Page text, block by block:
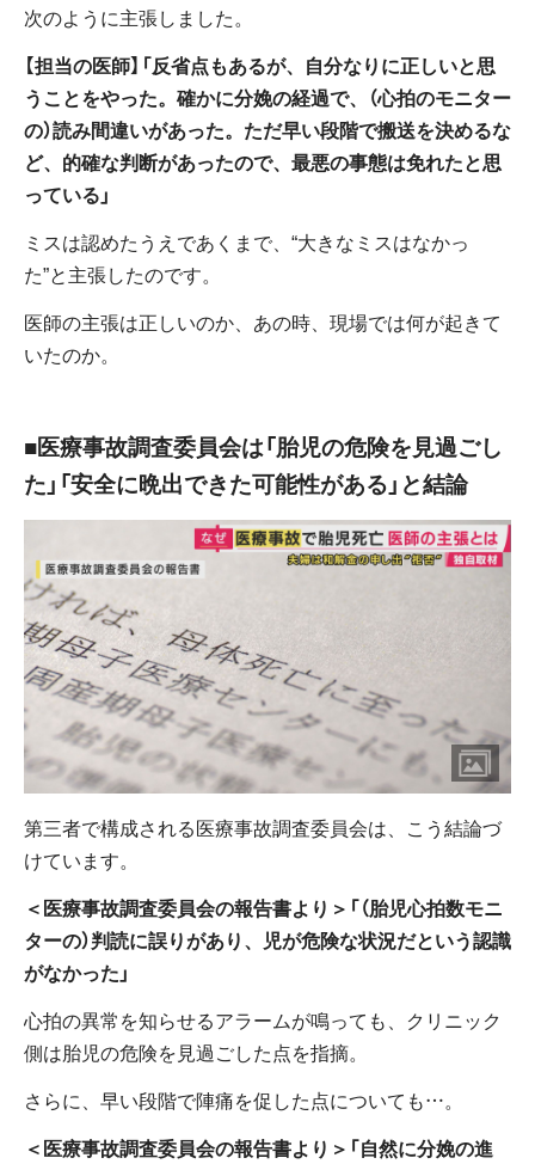
次のように主張しました。
【担当の医師】「反省点もあるが、自分なりに正しいと思
うことをやった。確かに分娩の経過で、（心拍のモニター
の）読み間違いがあった。ただ早い段階で搬送を決めるな
ど、的確な判断があったので、最悪の事態は免れたと思
っている」
ミスは認めたうえであくまで、“大きなミスはなかっ
た”と主張したのです。
医師の主張は正しいのか、あの時、現場では何が起きて
いたのか。
■医療事故調査委員会は「胎児の危険を見過ごし
た」「安全に晩出できた可能性がある」と結論
第三者で構成される医療事故調査委員会は、こう結論づ
けています。
＜医療事故調査委員会の報告書より＞「（胎児心拍数モニ
ターの）判読に誤りがあり、児が危険な状況だという認識
がなかった」
心拍の異常を知らせるアラームが鳴っても、クリニック
側は胎児の危険を見過ごした点を指摘。
さらに、早い段階で陣痛を促した点についても…。
＜医療事故調査委員会の報告書より＞「自然に分娩の進